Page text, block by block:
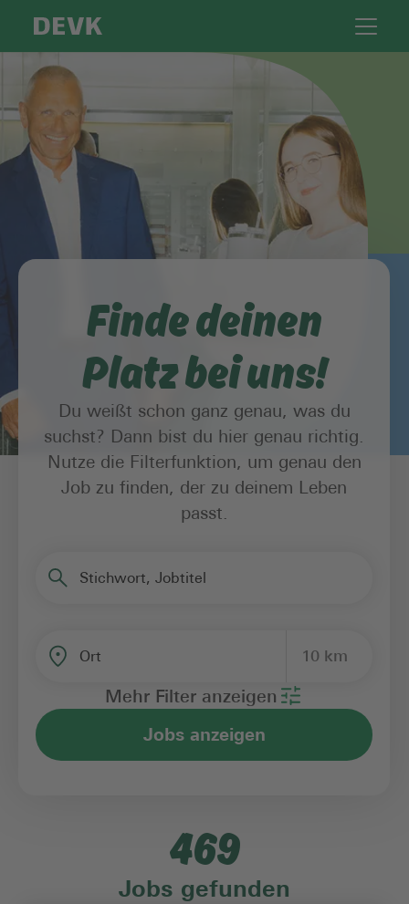
Finde deinen
Platz bei uns!
Du weißt schon ganz genau, was du
suchst? Dann bist du hier genau richtig.
Nutze die Filterfunktion, um genau den
Job zu finden, der zu deinem Leben
passt.
Stichwort, Jobtitel
Ort 10 km
Mehr Filter anzeigen
Jobs anzeigen
469
Jobs gefunden